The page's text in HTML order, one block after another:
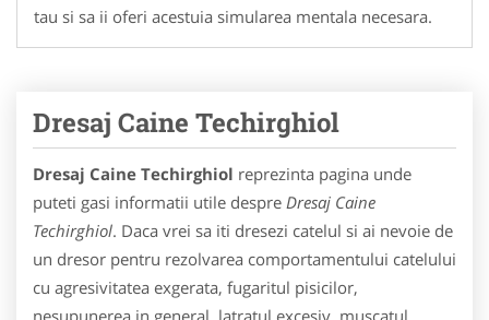
tau si sa ii oferi acestuia simularea mentala necesara.
Dresaj Caine Techirghiol
Dresaj Caine Techirghiol reprezinta pagina unde
puteti gasi informatii utile despre Dresaj Caine
Techirghiol. Daca vrei sa iti dresezi catelul si ai nevoie de
un dresor pentru rezolvarea comportamentului catelului
cu agresivitatea exgerata, fugaritul pisicilor,
nesupunerea in general, latratul excesiv, muscatul,